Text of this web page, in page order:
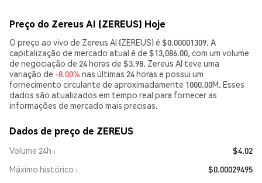
Preço do Zereus AI (ZEREUS) Hoje
O preço ao vivo de Zereus AI (ZEREUS) é $0.00001309. A
capitalização de mercado atual é de $13,086.00, com um volume
de negociação de 24 horas de $3.98. Zereus AI teve uma
variação de -8.00% nas últimas 24 horas e possui um
fornecimento circulante de aproximadamente 1000.00M. Esses
dados são atualizados em tempo real para fornecer as
informações de mercado mais precisas.
Dados de preço de ZEREUS
Volume 24h
$4.02
Máximo histórico
$0.00029495